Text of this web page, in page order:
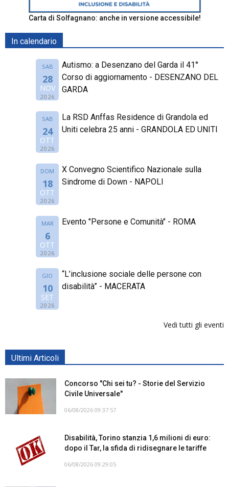
Carta di Solfagnano: anche in versione accessibile!
In calendario
SAB
28
NOV
2026
Autismo: a Desenzano del Garda il 41°
Corso di aggiornamento - DESENZANO DEL
GARDA
SAB
24
OTT
2026
La RSD Anffas Residence di Grandola ed
Uniti celebra 25 anni - GRANDOLA ED UNITI
DOM
18
OTT
2026
X Convegno Scientifico Nazionale sulla
Sindrome di Down - NAPOLI
MAR
6
OTT
2026
Evento "Persone e Comunità" - ROMA
GIO
10
SET
2026
“L’inclusione sociale delle persone con
disabilità” - MACERATA
Vedi tutti gli eventi
Ultimi Articoli
Concorso "Chi sei tu? - Storie del Servizio
Civile Universale"
06/08/2026 09:37:57
Disabilità, Torino stanzia 1,6 milioni di euro:
dopo il Tar, la sfida di ridisegnare le tariffe
06/08/2026 09:29:05